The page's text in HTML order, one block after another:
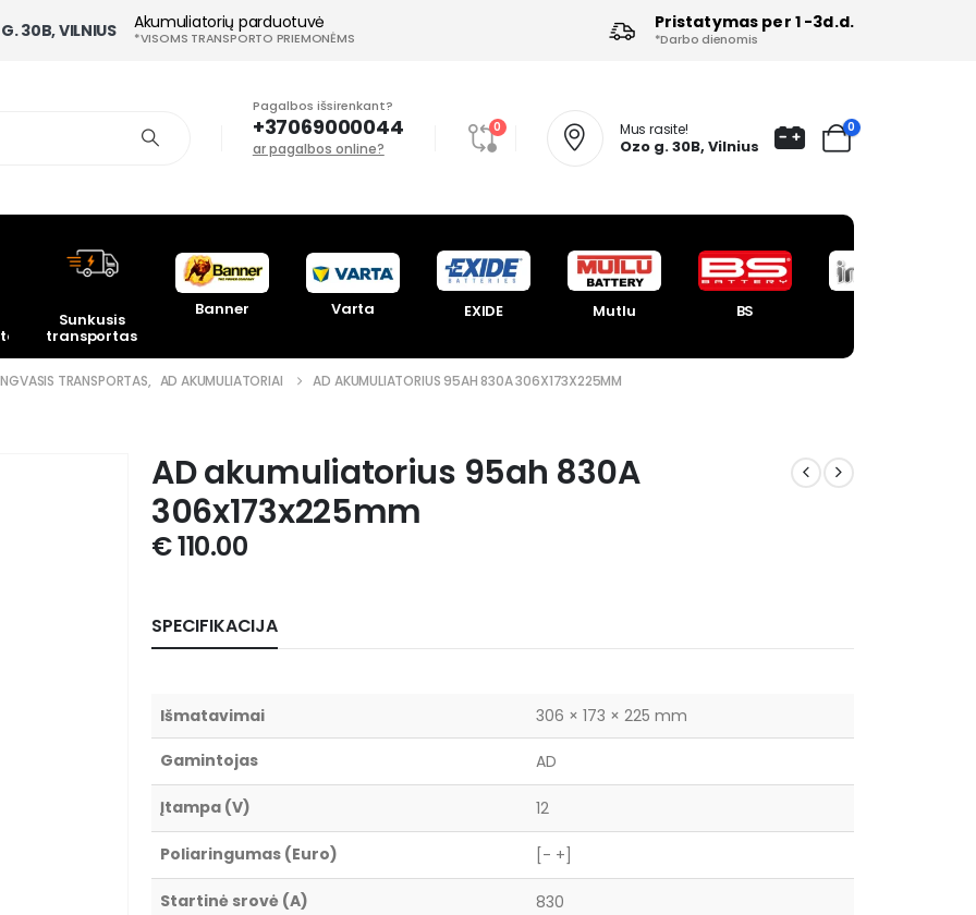
30B, VILNIUS Akumuliatorių parduotuvė
*VISOMS TRANSPORTO PRIEMONĖMS
Pristatymas per 1 -3d.d.
*Darbo dienomis
Pagalbos išsirenkant?
+37069000044
ar pagalbos online?
0 Mus rasite!
Ozo g. 30B, Vilnius
0
Sunkusis
transportas
Banner Varta EXIDE Mutlu BS
TRANSPORTAS, AD AKUMULIATORIAI AD AKUMULIATORIUS 95AH 830A 306X173X225MM
AD akumuliatorius 95ah 830A
306x173x225mm
€110.00
SPECIFIKACIJA
Išmatavimai 306 × 173 × 225 mm
Gamintojas AD
Įtampa (V) 12
Poliaringumas (Euro) [- +]
Startinė srovė (A) 830